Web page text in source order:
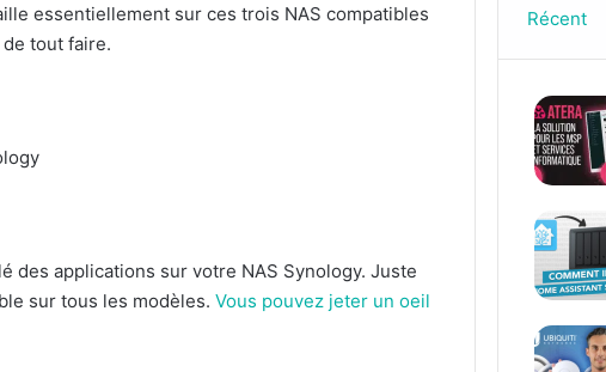
essentiellement sur ces trois NAS compatibles
tout faire.
des applications sur votre NAS Synology. Juste
sur tous les modèles. Vous pouvez jeter un oeil
Récent